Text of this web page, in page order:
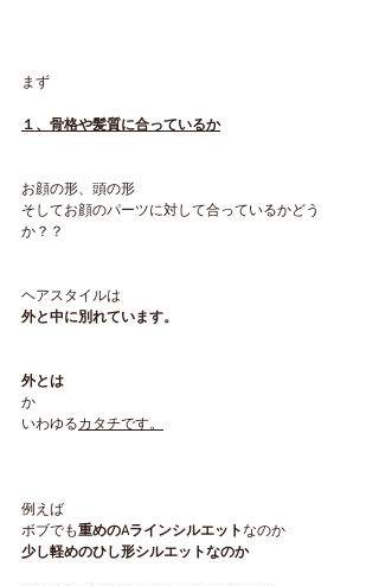
まず
１、骨格や髪質に合っているか
お顔の形、頭の形
そしてお顔のパーツに対して合っているかどう
か？？
ヘアスタイルは
外と中に別れています。
外とは
か
いわゆるカタチです。
例えば
ボブでも重めのAラインシルエットなのか
少し軽めのひし形シルエットなのか